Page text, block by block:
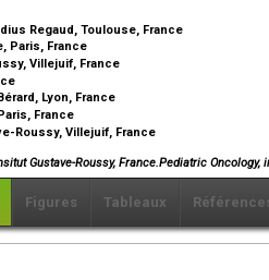
Regaud, Toulouse, France
Paris, France
Villejuif, France
Lyon, France
France
Roussy, Villejuif, France
Gustave-Roussy, France.Pediatric Oncology,
Figures Tableaux